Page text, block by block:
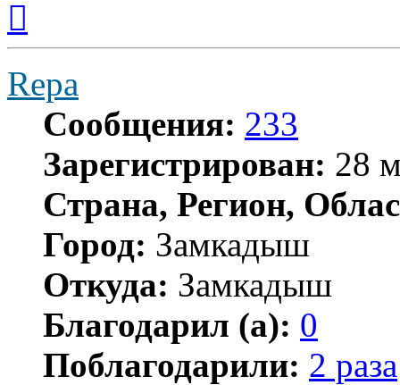
началу
Repa
Сообщения: 233
Зарегистрирован: 28
Страна, Регион,
Город: Замкадыш
Откуда: Замкадыш
Благодарил (а): 0
Поблагодарили: 2 раза